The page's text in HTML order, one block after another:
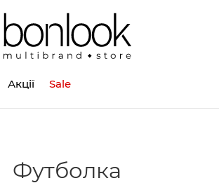
Акції Sale
Футболка